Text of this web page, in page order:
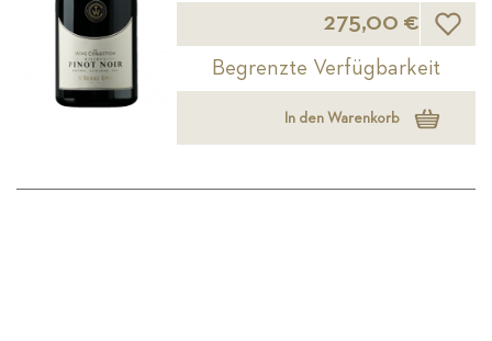
275,00 €
Begrenzte Verfügbarkeit
In den Warenkorb